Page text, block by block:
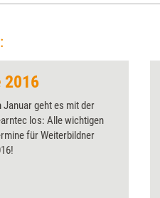
2016
Januar geht es mit der
los: Alle wichtigen
für Weiterbildner